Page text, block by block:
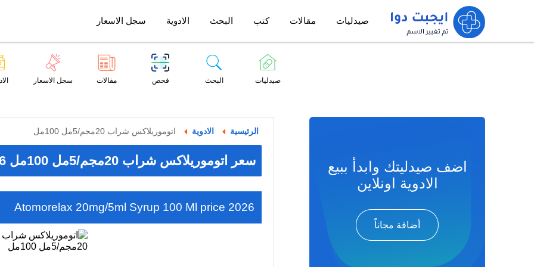
صيدليات مقالات كتب البحث الادوية سجل الاسعار
صيدليات البحث فحص مقالات سجل الاسعار
الرئيسية الادوية اتوموريلاكس شراب 20مجم/5مل 100مل
سعر اتوموريلاكس شراب 20مجم/5مل 100مل 2026
Atomorelax 20mg/5ml Syrup 100 Ml price 2026
اضف صيدليتك وابدأ ببيع
الادوية اونلاين
أضافة مجاناً